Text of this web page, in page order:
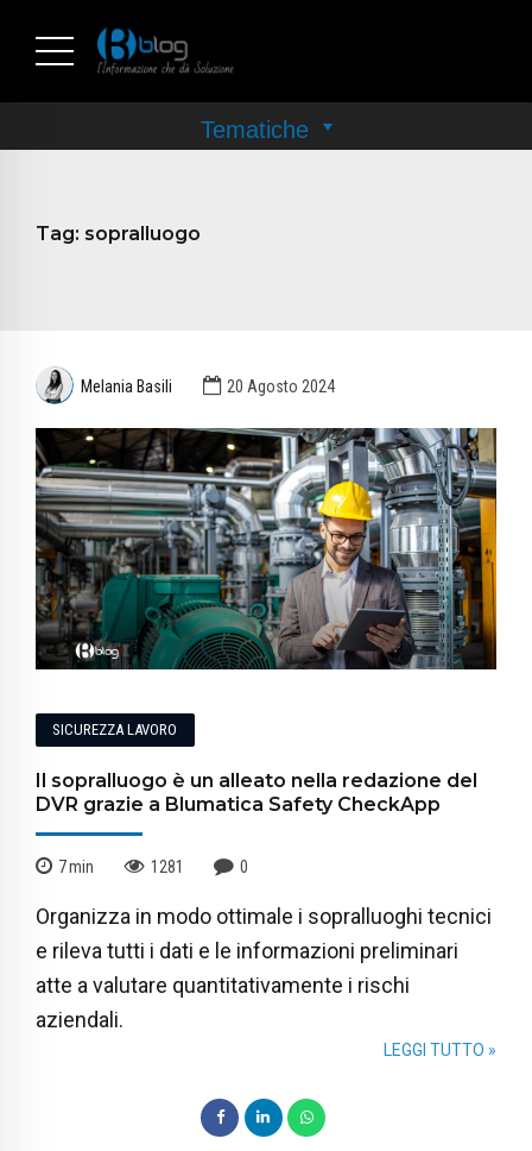
Tag: sopralluogo
Melania Basili 20 Agosto 2024
SICUREZZA LAVORO
Il sopralluogo è un alleato nella redazione del
DVR grazie a Blumatica Safety CheckApp
7min 1281 0
Organizza in modo ottimale i sopralluoghi tecnici
e rileva tutti i dati e le informazioni preliminari
atte a valutare quantitativamente i rischi
aziendali.
LEGGI TUTTO »